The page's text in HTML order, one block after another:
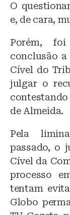
O
e, de cara,
Porém,
conclusão a
Cível do
julgar o
de Almeida.
Pela
passado, o
Cível da
processo
tentam
Globo